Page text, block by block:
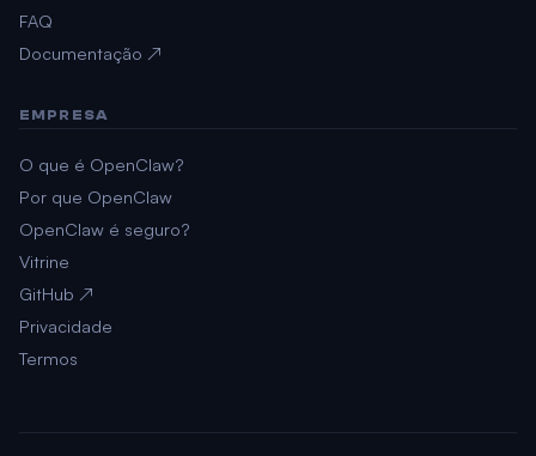
FAQ
Documentação ↗
EMPRESA
O que é OpenClaw?
Por que OpenClaw
OpenClaw é seguro?
Vitrine
GitHub ↗
Privacidade
Termos